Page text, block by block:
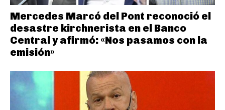
Mercedes Marcó del Pont reconoció el
desastre kirchnerista en el Banco
Central y afirmó: «Nos pasamos con la
emisión»